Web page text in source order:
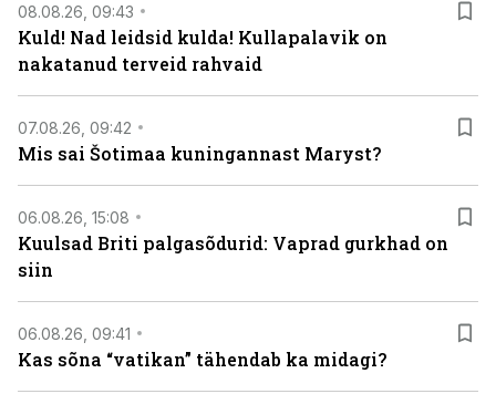
08.08.26, 09:43
Kuld! Nad leidsid kulda! Kullapalavik on
nakatanud terveid rahvaid
07.08.26, 09:42
Mis sai Šotimaa kuningannast Maryst?
06.08.26, 15:08
Kuulsad Briti palgasõdurid: Vaprad gurkhad on
siin
06.08.26, 09:41
Kas sõna “vatikan” tähendab ka midagi?